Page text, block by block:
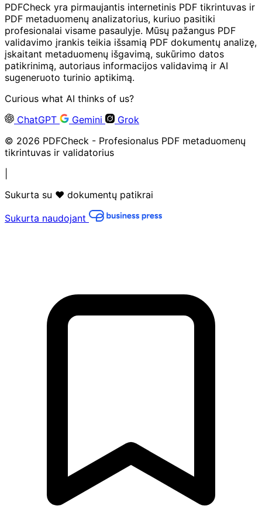
PDFCheck yra pirmaujantis internetinis PDF tikrintuvas ir
PDF metaduomenų analizatorius, kuriuo pasitiki
profesionalai visame pasaulyje. Mūsų pažangus PDF
validavimo įrankis teikia išsamią PDF dokumentų analizę,
įskaitant metaduomenų išgavimą, sukūrimo datos
patikrinimą, autoriaus informacijos validavimą ir AI
sugeneruoto turinio aptikimą.
Curious what AI thinks of us?
ChatGPT
Gemini
Grok
© 2026 PDFCheck - Profesionalus PDF metaduomenų
tikrintuvas ir validatorius
Sukurta su ❤️ dokumentų patikrai
Sukurta naudojant